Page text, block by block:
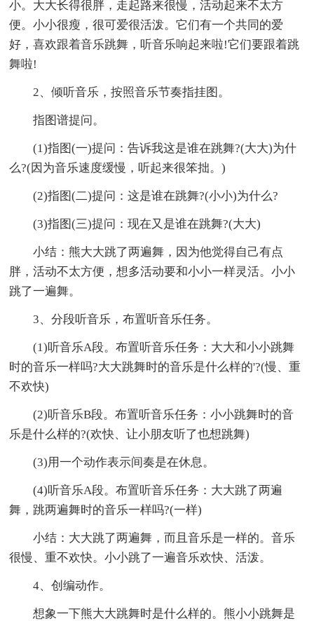
小。大大长得很胖，走起路来很慢，活动起来不太方
便。小小很瘦，很可爱很活泼。它们有一个共同的爱
好，喜欢跟着音乐跳舞，听音乐响起来啦!它们要跟着跳
舞啦!
2、倾听音乐，按照音乐节奏指挂图。
指图谱提问。
(1)指图(一)提问：告诉我这是谁在跳舞?(大大)为什
么?(因为音乐速度缓慢，听起来很笨拙。)
(2)指图(二)提问：这是谁在跳舞?(小小)为什么?
(3)指图(三)提问：现在又是谁在跳舞?(大大)
小结：熊大大跳了两遍舞，因为他觉得自己有点
胖，活动不太方便，想多活动要和小小一样灵活。小小
跳了一遍舞。
3、分段听音乐，布置听音乐任务。
(1)听音乐A段。布置听音乐任务：大大和小小跳舞
时的音乐一样吗?大大跳舞时的音乐是什么样的'?(慢、重
不欢快)
(2)听音乐B段。布置听音乐任务：小小跳舞时的音
乐是什么样的?(欢快、让小朋友听了也想跳舞)
(3)用一个动作表示间奏是在休息。
(4)听音乐A段。布置听音乐任务：大大跳了两遍
舞，跳两遍舞时的音乐一样吗?(一样)
小结：大大跳了两遍舞，而且音乐是一样的。音乐
很慢、重不欢快。小小跳了一遍音乐欢快、活泼。
4、创编动作。
想象一下熊大大跳舞时是什么样的。熊小小跳舞是